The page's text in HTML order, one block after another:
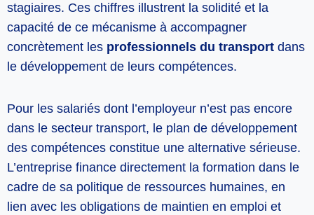
stagiaires. Ces chiffres illustrent la solidité et la
capacité de ce mécanisme à accompagner
concrètement les professionnels du transport dans
le développement de leurs compétences.
Pour les salariés dont l’employeur n’est pas encore
dans le secteur transport, le plan de développement
des compétences constitue une alternative sérieuse.
L’entreprise finance directement la formation dans le
cadre de sa politique de ressources humaines, en
lien avec les obligations de maintien en emploi et